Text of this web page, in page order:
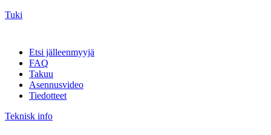
Tuki
Etsi jälleenmyyjä
FAQ
Takuu
Asennusvideo
Tiedotteet
Teknisk info